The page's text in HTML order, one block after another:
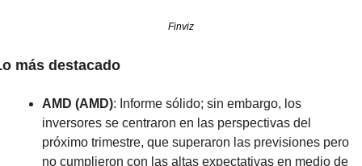
Finviz
más destacado
AMD (AMD): Informe sólido; sin embargo, los
inversores se centraron en las perspectivas del
próximo trimestre, que superaron las previsiones pero
no cumplieron con las altas expectativas en medio de